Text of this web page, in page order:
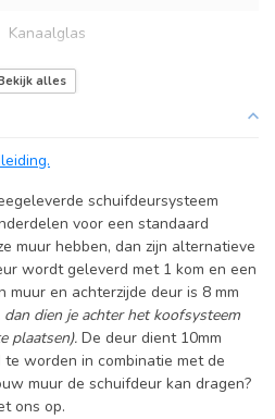
Kanaalglas
Op maat gemaakt
alles
schuifdeursysteem
voor een standaard
muur hebben, dan zijn alternatieve
wordt geleverd met 1 kom en een
en achterzijde deur is 8 mm
dien je achter het koofsysteem
plaatsen). De deur dient 10mm
worden in combinatie met de
muur de schuifdeur kan dragen?
ons op.